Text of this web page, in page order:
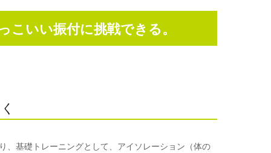
こいい振付に挑戦できる。
、基礎トレーニングとして、アイソレーション（体の